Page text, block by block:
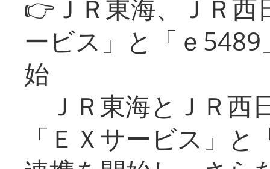
👉ＪＲ東海、ＪＲ
ービス」と「ｅ
始
ＪＲ東海とＪＲ西
「ＥＸサービス」